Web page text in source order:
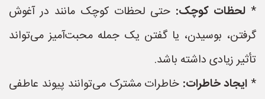
* لحظات کوچک: حتی لحظات کوچک مانند در آغوش
گرفتن، بوسیدن، یا گفتن یک جمله محبت‌آمیز می‌تواند
تأثیر زیادی داشته باشد.
* ایجاد خاطرات: خاطرات مشترک می‌توانند پیوند عاطفی